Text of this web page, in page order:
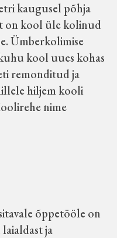
kaugusel põhja
on kool üle kolinud
Ümberkolimise
kool uues kohas
remonditud ja
hiljem kooli
nime
õppetööle on
ja